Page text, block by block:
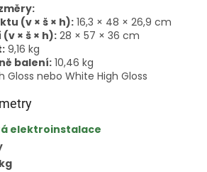
(v × š × h): 16,3 × 48 × 26,9 cm
× š × h): 28 × 57 × 36 cm
9,16 kg
balení: 10,46 kg
Gloss nebo White High Gloss
elektroinstalace